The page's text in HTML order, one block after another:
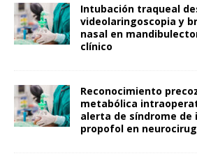
Intubación traqueal
videolaringoscopia y
nasal en
clínico
Reconocimiento
metabólica
alerta de síndrome de
propofol en